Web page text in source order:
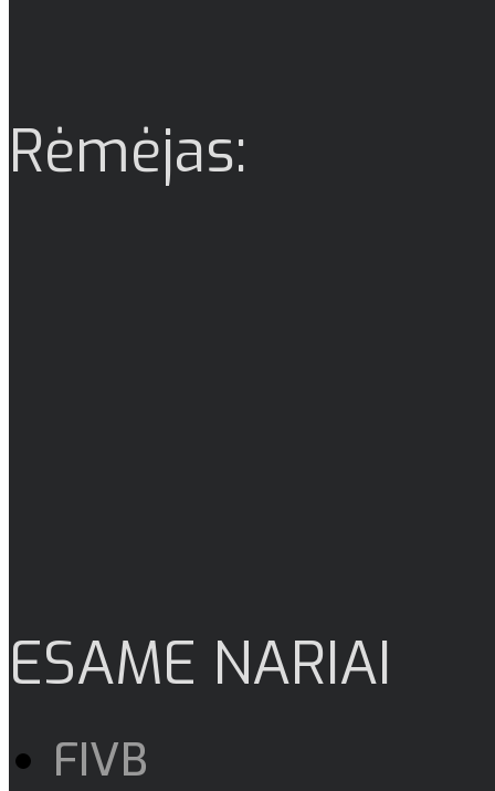
Rėmėjas:
ESAME NARIAI
FIVB